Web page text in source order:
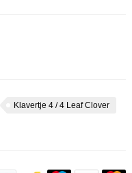
Klavertje 4 / 4 Leaf Clover